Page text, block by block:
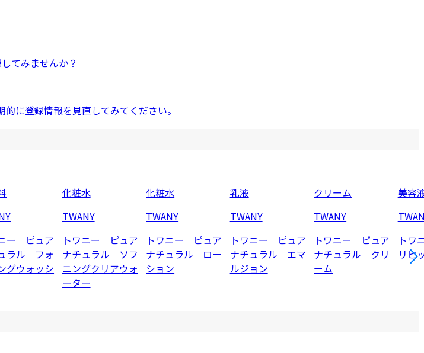
てみませんか？
に登録情報を見直してみてください。
ー ピュア
ラル フォ
グウォッシ
化粧水
TWANY
トワニー ピュア
ナチュラル ソフ
ニングクリアウォ
ーター
化粧水
TWANY
トワニー ピュア
ナチュラル ロー
ション
乳液
TWANY
トワニー ピュア
ナチュラル エマ
ルジョン
クリーム
TWANY
トワニー ピュア
ナチュラル クリ
ーム
美容
トワ
リピ